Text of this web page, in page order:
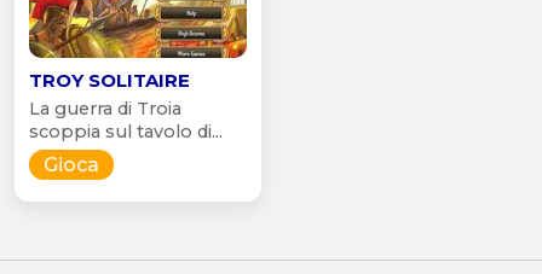
TROY SOLITAIRE
La guerra di Troia
scoppia sul tavolo di...
Gioca